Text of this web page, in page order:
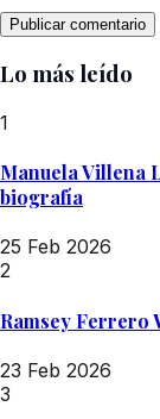
Lo más leído
1
Manuela Villena
biografía
25 Feb 2026
2
Ramsey Ferrero
23 Feb 2026
3